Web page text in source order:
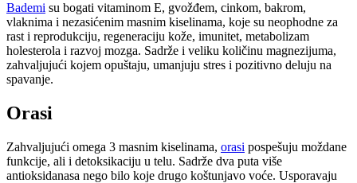
Bademi su bogati vitaminom E, gvožđem, cinkom, bakrom,
vlaknima i nezasićenim masnim kiselinama, koje su neophodne za
rast i reprodukciju, regeneraciju kože, imunitet, metabolizam
holesterola i razvoj mozga. Sadrže i veliku količinu magnezijuma,
zahvaljujući kojem opuštaju, umanjuju stres i pozitivno deluju na
spavanje.
Orasi
Zahvaljujući omega 3 masnim kiselinama, orasi pospešuju moždane
funkcije, ali i detoksikaciju u telu. Sadrže dva puta više
antioksidanasa nego bilo koje drugo koštunjavo voće. Usporavaju